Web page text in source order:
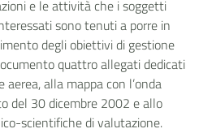
e le attività che i soggetti
sono tenuti a porre in
degli obiettivi di gestione
quattro allegati dedicati
alla mappa con l’onda
del 30 dicembre 2002 e allo
scientifiche di valutazione.